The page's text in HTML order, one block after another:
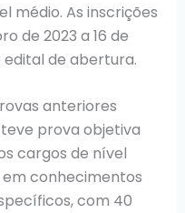
médio. As inscrições
de 2023 a 16 de
de abertura.
anteriores
teve prova objetiva
cargos de nível
em conhecimentos
com 40